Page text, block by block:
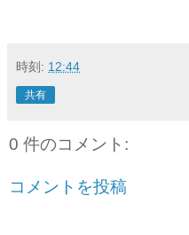
時刻: 12:44
共有
0 件のコメント:
コメントを投稿